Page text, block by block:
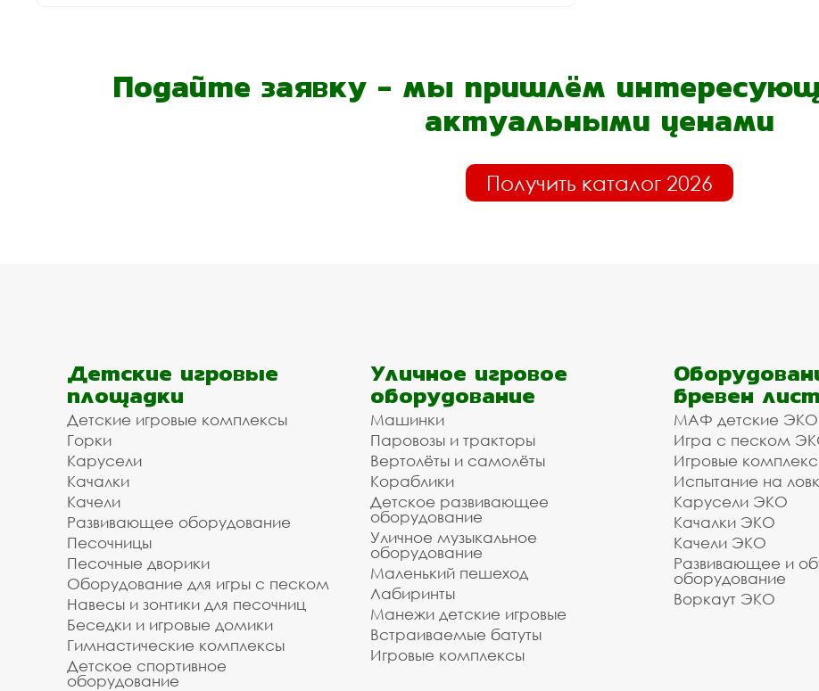
Подайте заявку - мы пришлём
актуальными ценами
Получить каталог 2026
Детские игровые
площадки
Детские игровые комплексы
Горки
Карусели
Качалки
Качели
Развивающее оборудование
Песочницы
Песочные дворики
Оборудование для игры с песком
Навесы и зонтики для песочниц
Беседки и игровые домики
Гимнастические комплексы
Детское спортивное
оборудование
Уличное игровое
оборудование
Машинки
Паровозы и тракторы
Вертолёты и самолёты
Кораблики
Детское развивающее
оборудование
Уличное музыкальное
оборудование
Маленький пешеход
Лабиринты
Манежи детские игровые
Встраиваемые батуты
Игровые комплексы
бревен
МАФ детские ЭКО
Игра с песком
Игровые
Испытание на
Карусели ЭКО
Качалки ЭКО
Качели ЭКО
Развивающее и
оборудование
Воркаут ЭКО